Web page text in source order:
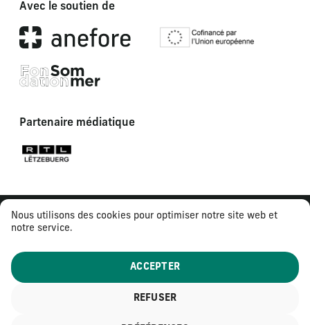
Nous utilisons des cookies pour optimiser notre site web et
notre service.
ACCEPTER
REFUSER
Avec le soutien de
Partenaire médiatique